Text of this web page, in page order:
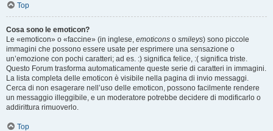
Top
Cosa sono le emoticon?
Le «emoticon» o «faccine» (in inglese, emoticons o smileys) sono piccole
immagini che possono essere usate per esprimere una sensazione o
un’emozione con pochi caratteri; ad es. :) significa felice, :( significa triste.
Questo Forum trasforma automaticamente queste serie di caratteri in immagini.
La lista completa delle emoticon è visibile nella pagina di invio messaggi.
Cerca di non esagerare nell’uso delle emoticon, possono facilmente rendere
un messaggio illeggibile, e un moderatore potrebbe decidere di modificarlo o
addirittura rimuoverlo.
Top